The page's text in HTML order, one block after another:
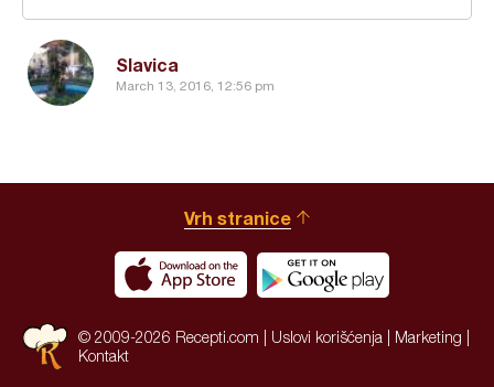
Slavica
March 13, 2016, 12:56 pm
Vrh stranice
© 2009-2026 Recepti.com | Uslovi korišćenja Marketing
Kontakt